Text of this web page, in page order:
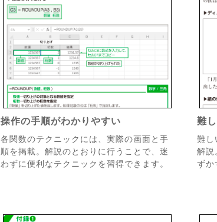
操作の手順がわかりやすい
各関数のテクニックには、実際の画面と手
順を掲載。解説のとおりに行うことで、迷
わずに便利なテクニックを習得できます。
難
難し
解説
ずか